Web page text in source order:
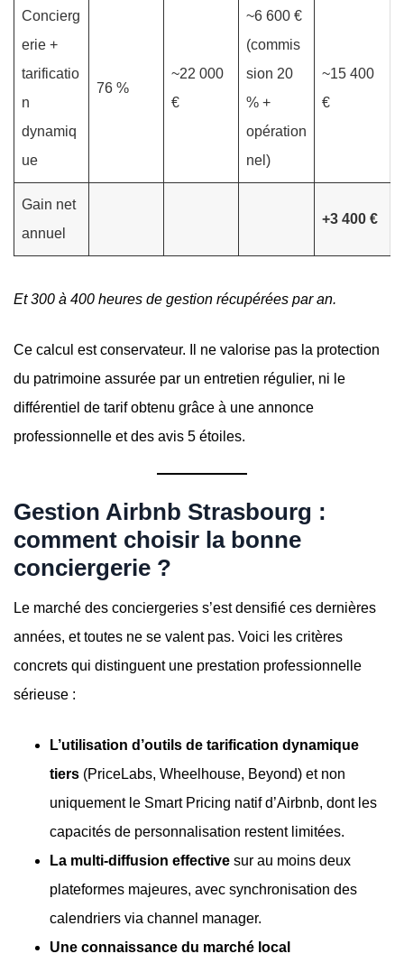
Concierg
erie +
tarificatio
n
dynamiq
ue
76 %
~22 000
€
~6 600 €
(commis
sion 20
% +
opération
nel)
~15 400
€
Gain net
annuel
+3 400 €
Et 300 à 400 heures de gestion récupérées par an.
Ce calcul est conservateur. Il ne valorise pas la protection
du patrimoine assurée par un entretien régulier, ni le
différentiel de tarif obtenu grâce à une annonce
professionnelle et des avis 5 étoiles.
Gestion Airbnb Strasbourg :
comment choisir la bonne
conciergerie ?
Le marché des conciergeries s’est densifié ces dernières
années, et toutes ne se valent pas. Voici les critères
concrets qui distinguent une prestation professionnelle
sérieuse :
L’utilisation d’outils de tarification dynamique
tiers (PriceLabs, Wheelhouse, Beyond) et non
uniquement le Smart Pricing natif d’Airbnb, dont les
capacités de personnalisation restent limitées.
La multi-diffusion effective sur au moins deux
plateformes majeures, avec synchronisation des
calendriers via channel manager.
Une connaissance du marché local